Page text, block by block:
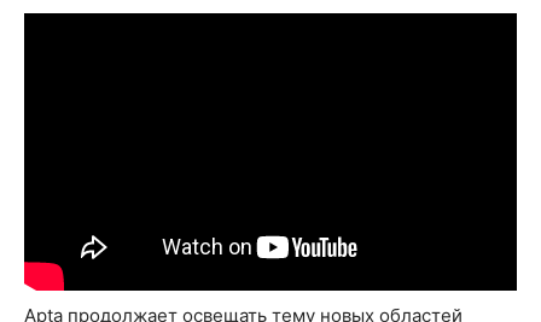
Apta продолжает освещать тему новых областей